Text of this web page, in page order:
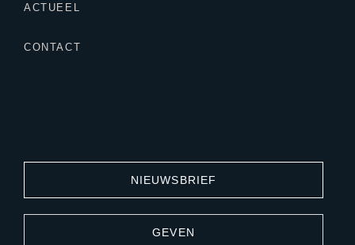
ACTUEEL
CONTACT
NIEUWSBRIEF
GEVEN